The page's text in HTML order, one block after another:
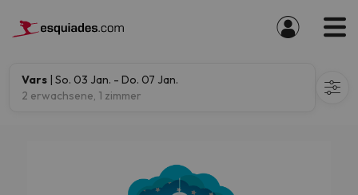
Vars | So. 03 Jan. - Do. 07 Jan.
2 erwachsene, 1 zimmer